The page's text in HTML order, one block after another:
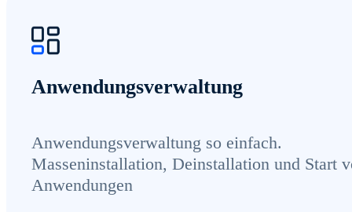
Anwendungsverwaltung
Anwendungsverwaltung so einfach.
Masseninstallation, Deinstallation und Start
Anwendungen